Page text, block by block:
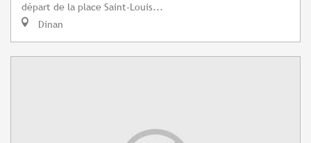
départ de la place Saint-Louis...
Dinan